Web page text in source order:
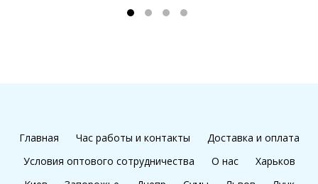
Главная Час работы и контакты
Доставка и оплата
Условия оптового сотрудничества
О нас
Харьков